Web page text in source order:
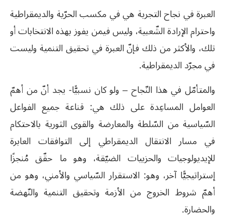
العبرة في نجاح التجربة هي في مكسب الحرّية والديمقراطية
واحترام الإرادة الشّعبية، وليس فيمن يفوز بهذه الانتخابات أو
تلك، والأكثر من ذلك فإنّ العبرة في تحقيق التنمية وليست
في مجرّد الديمقراطية.
والمتأمّل في هذا النّجاح – ولو كان نسبيًّا- يجد أنّ من أهمّ
العوامل المساعِدة على ذلك هي: قناعة جميع الفواعل
السّياسية من السّلطة والمعارضة والقوى الثورية بالاحتكام
في مسار الانتقال الديمقراطي إلى التوافقات العابرة
للإيديولوجيات والحزبيات الضيّقة، وهو ما حقّق مُنجزًا
إستراتيجيًّا آخر، وهو: الاستقرار السّياسي والأمني، وهو من
أهمّ شروط الخروج من الأزمة وتحقيق التنمية والنّهضة
والحضارة.